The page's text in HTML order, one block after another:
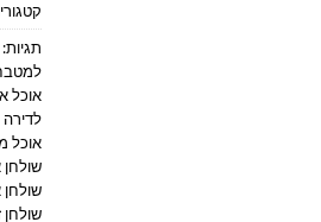
תגיות:
אוכל
אוכל
שולחן